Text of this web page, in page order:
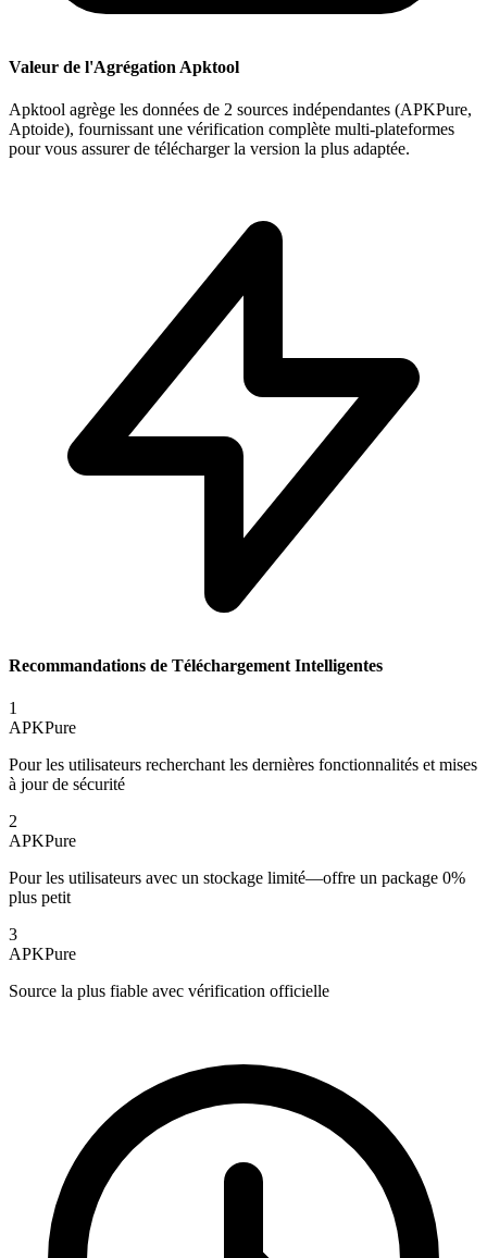
Valeur de l'Agrégation Apktool
Apktool agrège les données de 2 sources indépendantes (APKPure,
Aptoide), fournissant une vérification complète multi-plateformes
pour vous assurer de télécharger la version la plus adaptée.
Recommandations de Téléchargement Intelligentes
1
APKPure
Pour les utilisateurs recherchant les dernières fonctionnalités et mises
à jour de sécurité
2
APKPure
Pour les utilisateurs avec un stockage limité—offre un package 0%
plus petit
3
APKPure
Source la plus fiable avec vérification officielle